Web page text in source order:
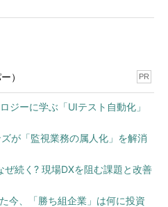
） PR
ジーに学ぶ「UIテスト自動化」
が「監視業務の属人化」を解消
続く? 現場DXを阻む課題と改善
今、「勝ち組企業」は何に投資